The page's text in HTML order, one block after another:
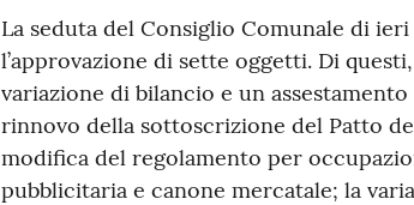
Contenuto
La seduta del Consiglio Comunale di
l’approvazione di sette oggetti. Di
variazione di bilancio e un
rinnovo della sottoscrizione del Patto
modifica del regolamento per
pubblicitaria e canone mercatale; la